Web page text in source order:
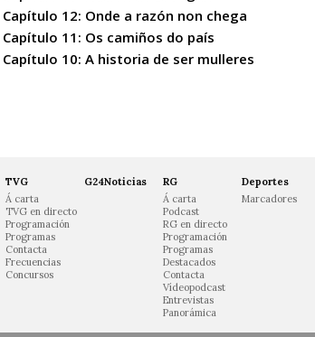
Capítulo 12: Onde a razón non chega
Capítulo 11: Os camiños do país
Capítulo 10: A historia de ser mulleres
TVG
Á carta
TVG en directo
Programación
Programas
Contacta
Frecuencias
Concursos
G24Noticias
RG
Á carta
Podcast
RG en directo
Programación
Programas
Destacados
Contacta
Vídeopodcast
Entrevistas
Panorámica
Deportes
Marcadores